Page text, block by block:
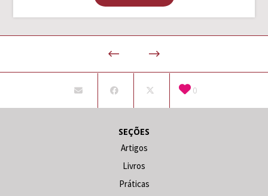
0
SEÇÕES
Artigos
Livros
Práticas